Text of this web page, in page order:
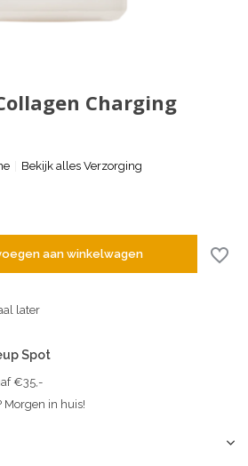
Charging
Bekijk alles Verzorging
aan winkelwagen
later
Spot
€35,-
Morgen in huis!